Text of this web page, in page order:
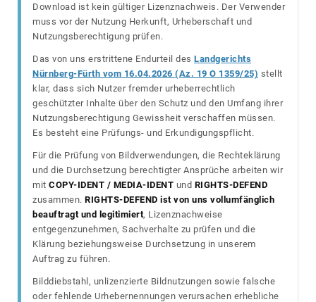
Download ist kein gültiger Lizenznachweis. Der Verwender
muss vor der Nutzung Herkunft, Urheberschaft und
Nutzungsberechtigung prüfen.
Das von uns erstrittene Endurteil des Landgerichts
Nürnberg-Fürth vom 16.04.2026 (Az. 19 O 1359/25) stellt
klar, dass sich Nutzer fremder urheberrechtlich
geschützter Inhalte über den Schutz und den Umfang ihrer
Nutzungsberechtigung Gewissheit verschaffen müssen.
Es besteht eine Prüfungs- und Erkundigungspflicht.
Für die Prüfung von Bildverwendungen, die Rechteklärung
und die Durchsetzung berechtigter Ansprüche arbeiten wir
mit COPY-IDENT / MEDIA-IDENT und RIGHTS-DEFEND
zusammen. RIGHTS-DEFEND ist von uns vollumfänglich
beauftragt und legitimiert, Lizenznachweise
entgegenzunehmen, Sachverhalte zu prüfen und die
Klärung beziehungsweise Durchsetzung in unserem
Auftrag zu führen.
Bilddiebstahl, unlizenzierte Bildnutzungen sowie falsche
oder fehlende Urhebernennungen verursachen erhebliche